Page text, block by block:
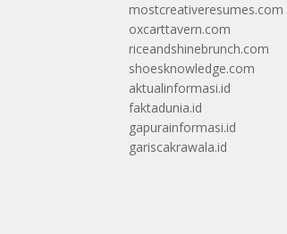
mostcreativeresumes.com
oxcarttavern.com
riceandshinebrunch.com
shoesknowledge.com
aktualinformasi.id
faktadunia.id
gapurainformasi.id
gariscakrawala.id